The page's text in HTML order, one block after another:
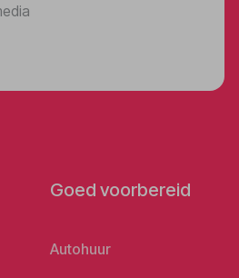
Goed voorbereid
Autohuur